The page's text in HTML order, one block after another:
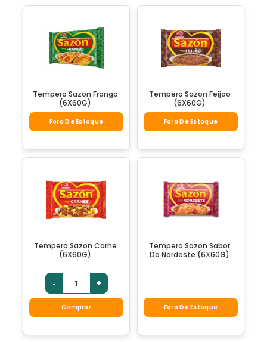
Tempero Sazon Frango
(6X60G)
Fora De Estoque
Tempero Sazon Feijao
(6X60G)
Fora De Estoque
Tempero Sazon Carne
(6X60G)
- +
Comprar
Tempero Sazon Sabor
Do Nordeste (6X60G)
Fora De Estoque